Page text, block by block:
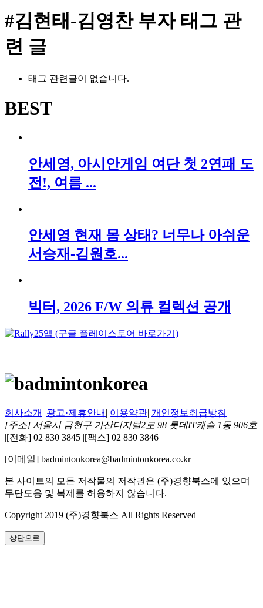
#김현태-김영찬 부자태그 관
련 글
태그 관련글이 없습니다.
BEST
안세영, 아시안게임 여단 첫 2연패 도
전!, 여름 ...
안세영 현재 몸 상태? 너무나 아쉬운
서승재-김원호...
빅터, 2026 F/W 의류 컬렉션 공개
회사소개 | 광고·제휴안내 | 이용약관| 개인정보취급방침
[주소] 서울시 금천구 가산디지털2로 98 롯데IT캐슬 1동 906호
|[전화] 02 830 3845 |[팩스] 02 830 3846
[이메일] badmintonkorea@badmintonkorea.co.kr
본 사이트의 모든 저작물의 저작권은 (주)경향북스에 있으며
무단도용 및 복제를 허용하지 않습니다.
Copyright 2019 (주)경향북스 All Rights Reserved
상단으로